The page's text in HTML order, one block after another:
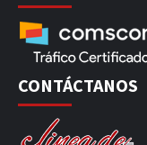
CONTÁCTANOS